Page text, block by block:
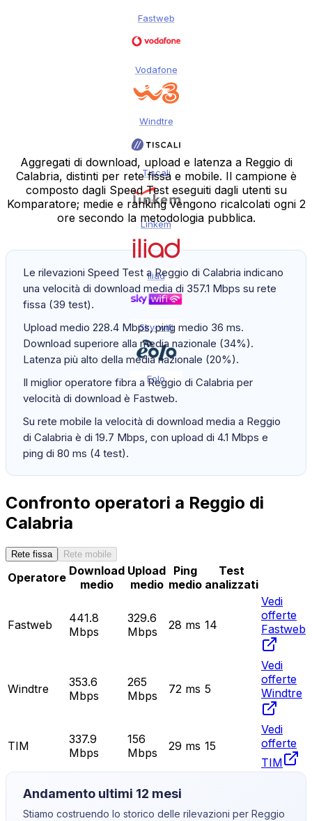
Fastweb
Vodafone
Windtre
Tiscali
Linkem
Iliad
Sky-wifi
Eolo
Aggregati di download, upload e latenza a Reggio di
Calabria, distinti per rete fissa e mobile. Il campione è
composto dagli Speed Test eseguiti dagli utenti su
Komparatore; medie e ranking vengono ricalcolati ogni 2
ore secondo la metodologia pubblica.
Le rilevazioni Speed Test a Reggio di Calabria indicano
una velocità di download media di 357.1 Mbps su rete
fissa (39 test).
Upload medio 228.4 Mbps, ping medio 36 ms.
Download superiore alla media nazionale (34%).
Latenza più alto della media nazionale (20%).
Il miglior operatore fibra a Reggio di Calabria per
velocità di download è Fastweb.
Su rete mobile la velocità di download media a Reggio
di Calabria è di 19.7 Mbps, con upload di 4.1 Mbps e
ping di 80 ms (4 test).
Confronto operatori a Reggio di
Calabria
Rete fissa Rete mobile
Operatore Download
medio
Upload
medio
Ping
medio
Test
analizzati
Fastweb
441.8
Mbps
329.6
Mbps
28 ms 14
Vedi
offerte
Fastweb
Windtre
353.6
Mbps
265
Mbps
72 ms 5
Vedi
offerte
Windtre
TIM
337.9
Mbps
156
Mbps
29 ms 15
Vedi
offerte
TIM
Andamento ultimi 12 mesi
Stiamo costruendo lo storico delle rilevazioni per Reggio